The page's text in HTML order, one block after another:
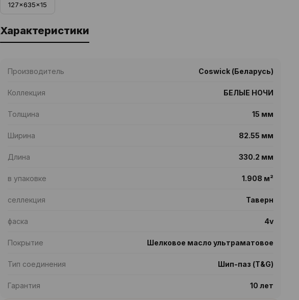
127x635x15
Характеристики
Производитель Coswick (Беларусь)
Коллекция БЕЛЫЕ НОЧИ
Толщина 15 мм
Ширина 82.55 мм
Длина 330.2 мм
в упаковке 1.908 м²
селлекция Таверн
фаска 4v
Покрытие Шелковое масло ультраматовое
Тип соединения Шип-паз (T&G)
Гарантия 10 лет